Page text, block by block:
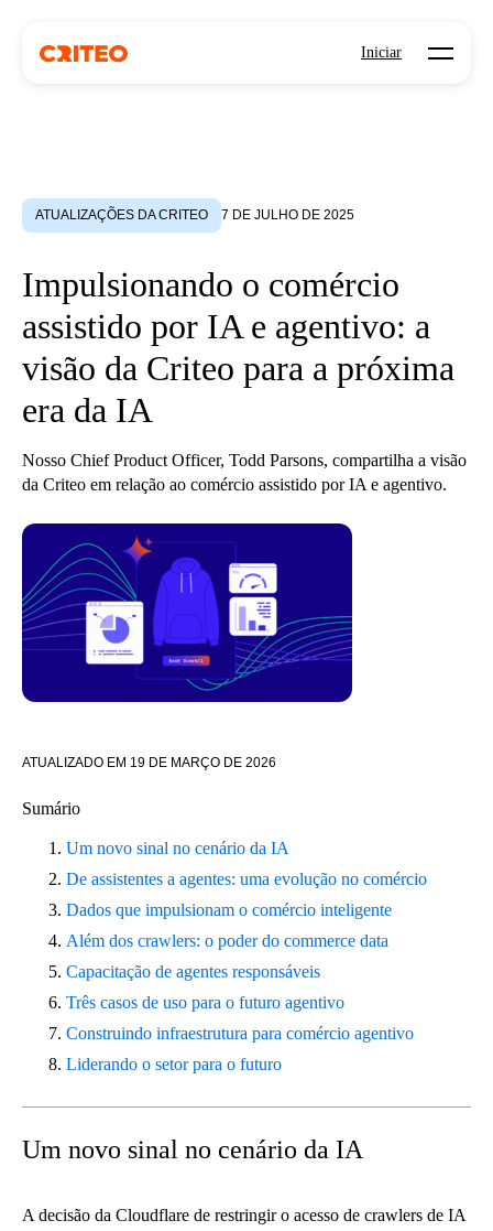
Iniciar Open
ATUALIZAÇÕES DA CRITEO 7 DE JULHO DE 2025
Impulsionando o comércio
assistido por IA e agentivo: a
visão da Criteo para a próxima
era da IA
Nosso Chief Product Officer, Todd Parsons, compartilha a visão
da Criteo em relação ao comércio assistido por IA e agentivo.
ATUALIZADO EM 19 DE MARÇO DE 2026
Sumário
Um novo sinal no cenário da IA
De assistentes a agentes: uma evolução no comércio
Dados que impulsionam o comércio inteligente
Além dos crawlers: o poder do commerce data
Capacitação de agentes responsáveis
Três casos de uso para o futuro agentivo
Construindo infraestrutura para comércio agentivo
Liderando o setor para o futuro
Um novo sinal no cenário da IA
A decisão da Cloudflare de restringir o acesso de crawlers de IA